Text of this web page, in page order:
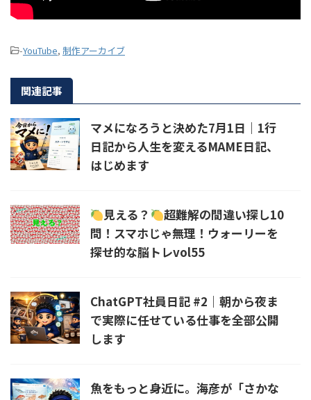
-YouTube, 制作アーカイブ
関連記事
マメになろうと決めた7月1日｜1行
日記から人生を変えるMAME日記、
はじめます
見える？
超難解の間違い探し10
問！スマホじゃ無理！ウォーリーを
探せ的な脳トレvol55
ChatGPT社員日記 #2｜朝から夜ま
で実際に任せている仕事を全部公開
します
魚をもっと身近に。海彦が「さかな